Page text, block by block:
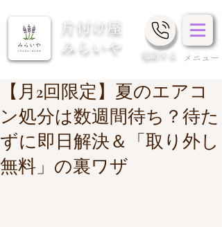
片付け屋
みらいや
​電話する メニュー
【月2回限定】夏のエアコ
ン処分は数週間待ち？待た
ずに即日解決＆「取り外し
無料」の裏ワザ